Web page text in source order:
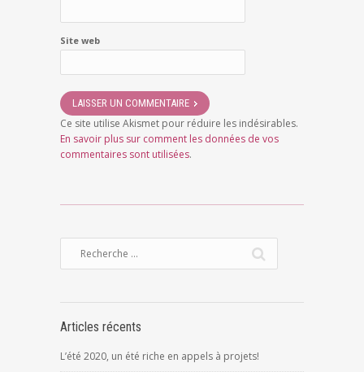
Site web
Ce site utilise Akismet pour réduire les indésirables.
En savoir plus sur comment les données de vos
commentaires sont utilisées.
Articles récents
L’été 2020, un été riche en appels à projets!